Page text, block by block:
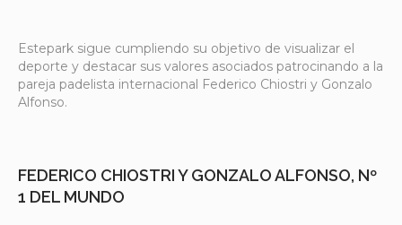
Estepark sigue cumpliendo su objetivo de visualizar el
deporte y destacar sus valores asociados patrocinando a la
pareja padelista internacional Federico Chiostri y Gonzalo
Alfonso.
FEDERICO CHIOSTRI Y GONZALO ALFONSO, Nº
1 DEL MUNDO